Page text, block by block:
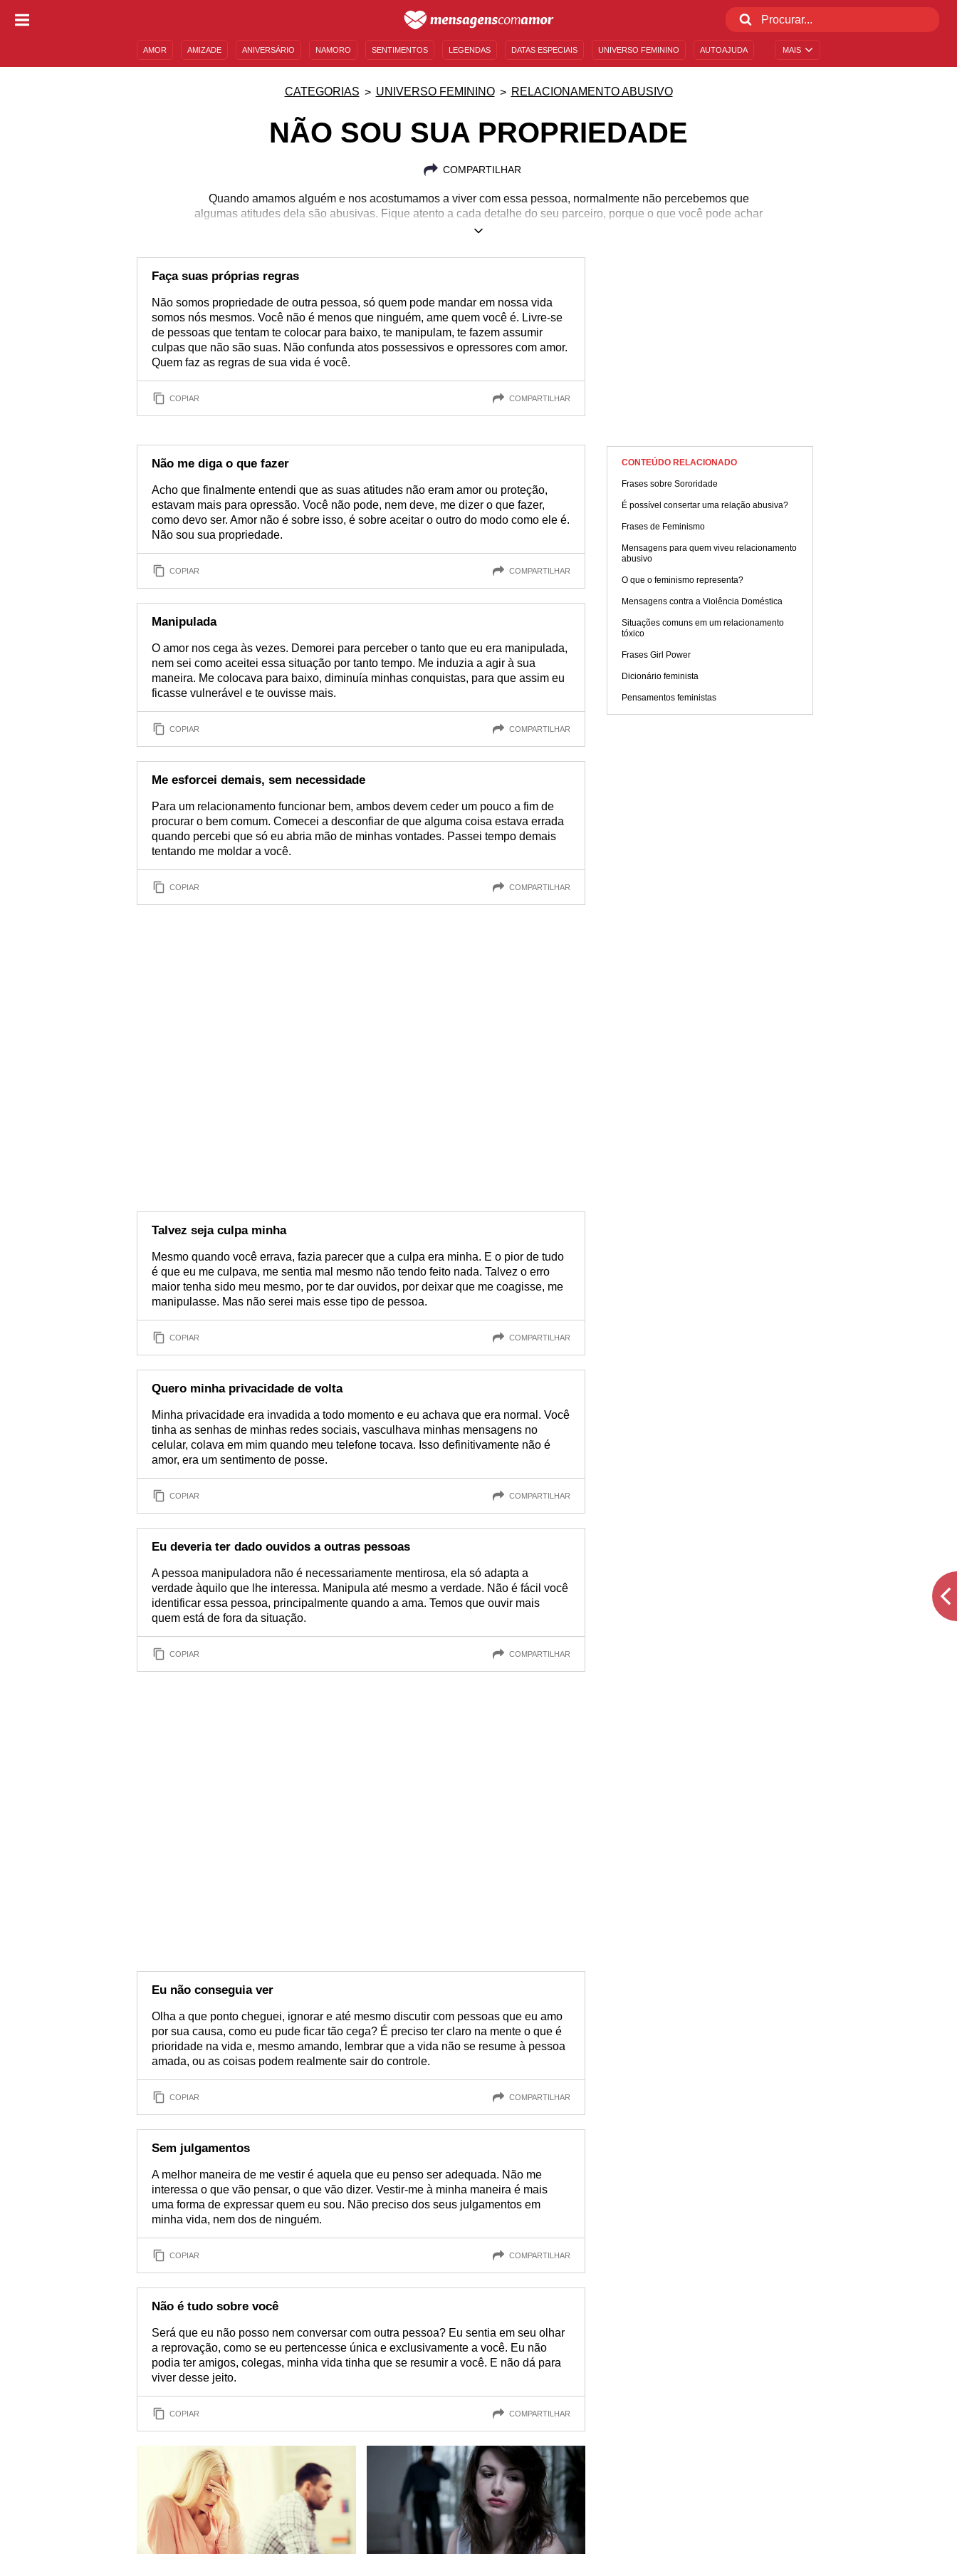
MAIS
AMOR AMIZADE ANIVERSÁRIO NAMORO SENTIMENTOS LEGENDAS DATAS ESPECIAIS UNIVERSO FEMININO AUTOAJUDA
CATEGORIAS UNIVERSO FEMININO RELACIONAMENTO ABUSIVO
NÃO SOU SUA PROPRIEDADE
COMPARTILHAR
Quando amamos alguém e nos acostumamos a viver com essa pessoa, normalmente não percebemos que
algumas atitudes dela são abusivas. Fique atento a cada detalhe do seu parceiro, porque o que você pode achar
que é comum num relacionamento pode ser sinal de possessividade.
Faça suas próprias regras
Não somos propriedade de outra pessoa, só quem pode mandar em nossa vida
somos nós mesmos. Você não é menos que ninguém, ame quem você é. Livre-se
de pessoas que tentam te colocar para baixo, te manipulam, te fazem assumir
culpas que não são suas. Não confunda atos possessivos e opressores com amor.
Quem faz as regras de sua vida é você.
COPIAR COMPARTILHAR
Não me diga o que fazer
Acho que finalmente entendi que as suas atitudes não eram amor ou proteção,
estavam mais para opressão. Você não pode, nem deve, me dizer o que fazer,
como devo ser. Amor não é sobre isso, é sobre aceitar o outro do modo como ele é.
Não sou sua propriedade.
COPIAR COMPARTILHAR
Manipulada
O amor nos cega às vezes. Demorei para perceber o tanto que eu era manipulada,
nem sei como aceitei essa situação por tanto tempo. Me induzia a agir à sua
maneira. Me colocava para baixo, diminuía minhas conquistas, para que assim eu
ficasse vulnerável e te ouvisse mais.
COPIAR COMPARTILHAR
Me esforcei demais, sem necessidade
Para um relacionamento funcionar bem, ambos devem ceder um pouco a fim de
procurar o bem comum. Comecei a desconfiar de que alguma coisa estava errada
quando percebi que só eu abria mão de minhas vontades. Passei tempo demais
tentando me moldar a você.
COPIAR COMPARTILHAR
Talvez seja culpa minha
Mesmo quando você errava, fazia parecer que a culpa era minha. E o pior de tudo
é que eu me culpava, me sentia mal mesmo não tendo feito nada. Talvez o erro
maior tenha sido meu mesmo, por te dar ouvidos, por deixar que me coagisse, me
manipulasse. Mas não serei mais esse tipo de pessoa.
COPIAR COMPARTILHAR
Quero minha privacidade de volta
Minha privacidade era invadida a todo momento e eu achava que era normal. Você
tinha as senhas de minhas redes sociais, vasculhava minhas mensagens no
celular, colava em mim quando meu telefone tocava. Isso definitivamente não é
amor, era um sentimento de posse.
COPIAR COMPARTILHAR
Eu deveria ter dado ouvidos a outras pessoas
A pessoa manipuladora não é necessariamente mentirosa, ela só adapta a
verdade àquilo que lhe interessa. Manipula até mesmo a verdade. Não é fácil você
identificar essa pessoa, principalmente quando a ama. Temos que ouvir mais
quem está de fora da situação.
COPIAR COMPARTILHAR
Eu não conseguia ver
Olha a que ponto cheguei, ignorar e até mesmo discutir com pessoas que eu amo
por sua causa, como eu pude ficar tão cega? É preciso ter claro na mente o que é
prioridade na vida e, mesmo amando, lembrar que a vida não se resume à pessoa
amada, ou as coisas podem realmente sair do controle.
COPIAR COMPARTILHAR
Sem julgamentos
A melhor maneira de me vestir é aquela que eu penso ser adequada. Não me
interessa o que vão pensar, o que vão dizer. Vestir-me à minha maneira é mais
uma forma de expressar quem eu sou. Não preciso dos seus julgamentos em
minha vida, nem dos de ninguém.
COPIAR COMPARTILHAR
Não é tudo sobre você
Será que eu não posso nem conversar com outra pessoa? Eu sentia em seu olhar
a reprovação, como se eu pertencesse única e exclusivamente a você. Eu não
podia ter amigos, colegas, minha vida tinha que se resumir a você. E não dá para
viver desse jeito.
COPIAR COMPARTILHAR
CONTEÚDO RELACIONADO
Frases sobre Sororidade
É possível consertar uma relação abusiva?
Frases de Feminismo
Mensagens para quem viveu relacionamento
abusivo
O que o feminismo representa?
Mensagens contra a Violência Doméstica
Situações comuns em um relacionamento
tóxico
Frases Girl Power
Dicionário feminista
Pensamentos feministas